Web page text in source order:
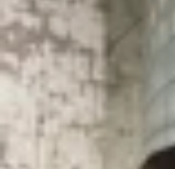
Trang chủ
Tin tức
Hỏi đáp
Tin Mới
Đánh Giá - Trên Tay
Thủ thuật
hàng - Sự kiện
Nên mua iPhone